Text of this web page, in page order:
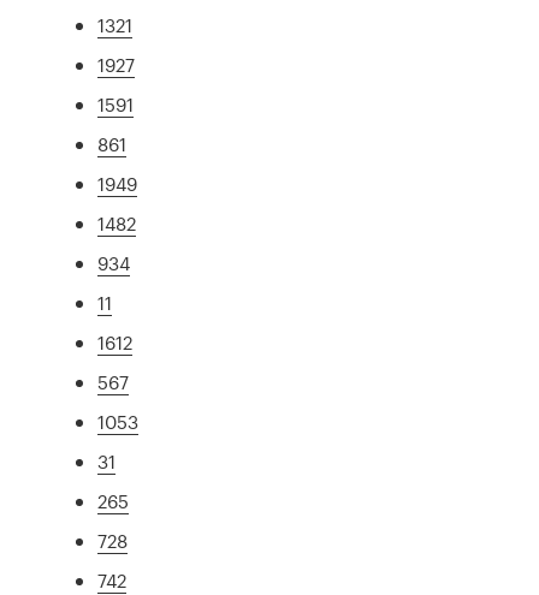
1321
1927
1591
861
1949
1482
934
11
1612
567
1053
31
265
728
742